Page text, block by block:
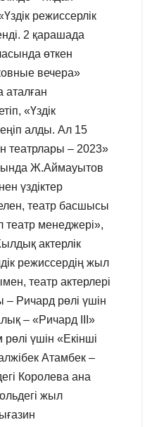
режиссерлік
2 қарашада
өткен
вечера»
аталған
«Үздік
алды. Ал 15
театрлары – 2023»
Ж.Аймауытов
үздіктер
театр басшысы
менеджері»,
актерлік
режиссердің жыл
театр актерлері
Ричард рөлі үшін
– «Ричард ІІІ»
рөлі үшін «Екінші
Атамбек –
Королева ана
жыл